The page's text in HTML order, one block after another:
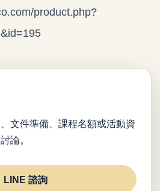
product.php?
文件準備、課程名額或活動資
論。
LINE 諮詢